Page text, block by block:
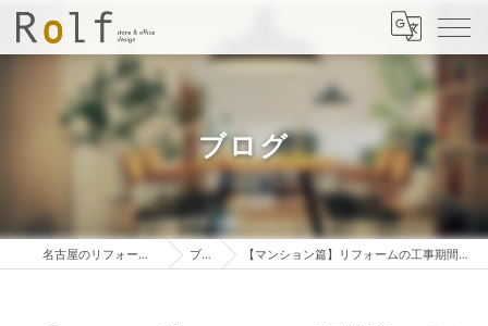
ブログ
名古屋のリフォームは株式会社ロルフ ブログ 【マンション篇】リフォームの工事期間はどれくらい？どこまで工事が可能？